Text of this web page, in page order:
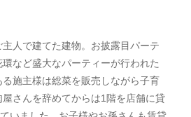
人で建てた建物。お披露目パーテ
など盛大なパーティーが行われた
施主様は総菜を販売しながら子育
さんを辞めてからは1階を店舗に貸